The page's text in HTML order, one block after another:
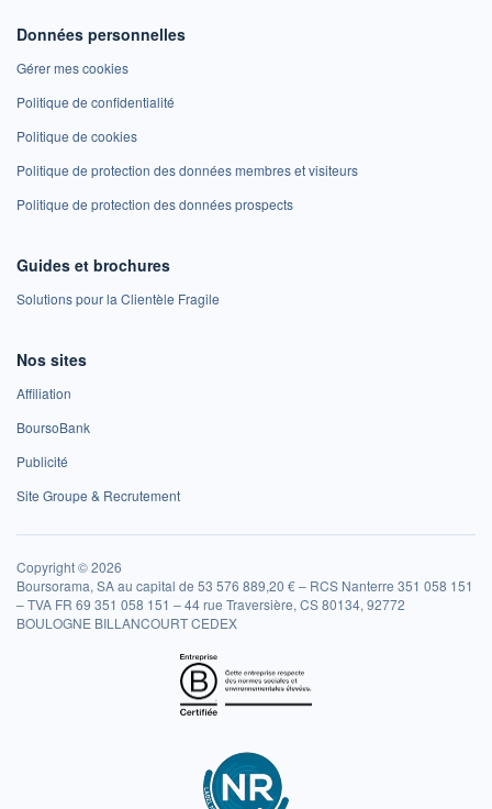
Données personnelles
Gérer mes cookies
Politique de confidentialité
Politique de cookies
Politique de protection des données membres et visiteurs
Politique de protection des données prospects
Guides et brochures
Solutions pour la Clientèle Fragile
Nos sites
Affiliation
BoursoBank
Publicité
Site Groupe & Recrutement
Copyright © 2026
Boursorama, SA au capital de 53 576 889,20 € – RCS Nanterre 351 058 151
– TVA FR 69 351 058 151 – 44 rue Traversière, CS 80134, 92772
BOULOGNE BILLANCOURT CEDEX